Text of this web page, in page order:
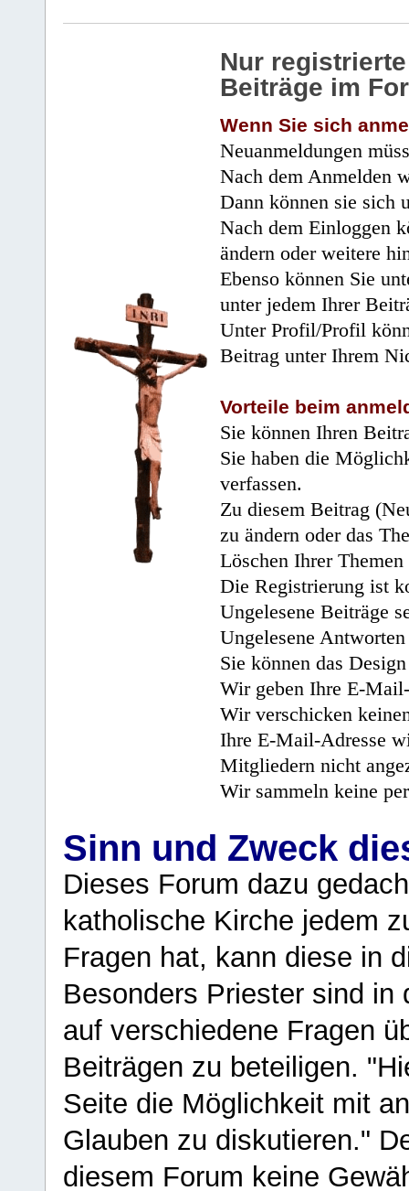
Nur
Beiträge im
Wenn Sie sich
Neuanmeldungen
Nach dem Anmelden
Dann können sie sich
Nach dem Einloggen
ändern oder weitere
Ebenso können Sie
unter jedem Ihrer
Unter Profil/Profil
Beitrag unter Ihrem
Vorteile beim
Sie können Ihren
Sie haben die
verfassen.
Zu diesem Beitrag
zu ändern oder das
Löschen Ihrer
Die Registrierung ist
Ungelesene Beiträge
Ungelesene
Sie können das
Wir geben Ihre E-
Wir verschicken
Ihre E-Mail-Adresse
Mitgliedern nicht
Wir sammeln keine
Sinn und Zweck
Dieses Forum dazu
katholische Kirche jedem
Fragen hat, kann diese in
Besonders Priester sind in
auf verschiedene Fragen
Beiträgen zu beteiligen.
Seite die Möglichkeit mit
Glauben zu diskutieren."
diesem Forum keine